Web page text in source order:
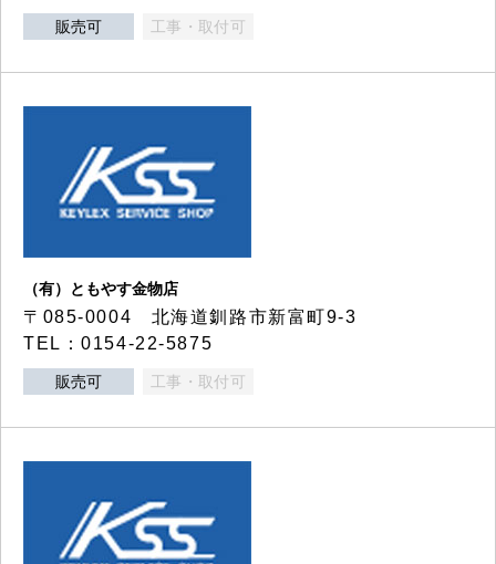
販売可 工事・取付可
（有）ともやす金物店
〒085-0004 北海道釧路市新富町9-3
TEL：0154-22-5875
販売可 工事・取付可